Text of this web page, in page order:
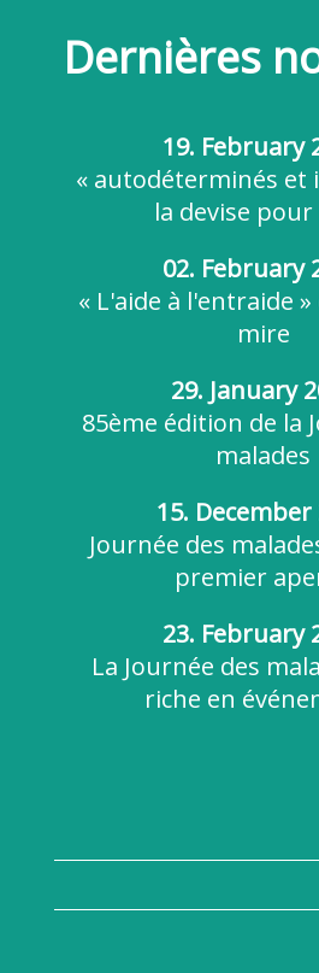
Dernières
19. February
« autodéterminés et
la devise pour
02. February
« L'aide à l'entraide
mire
29. January
85ème édition de la
malades
15. December
Journée des
premier
23. February
La Journée des
riche en